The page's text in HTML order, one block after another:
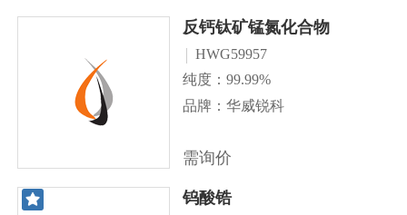
反钙钛矿锰氮化合物
HWG59957
纯度：99.99%
品牌：华威锐科
需询价
钨酸锆